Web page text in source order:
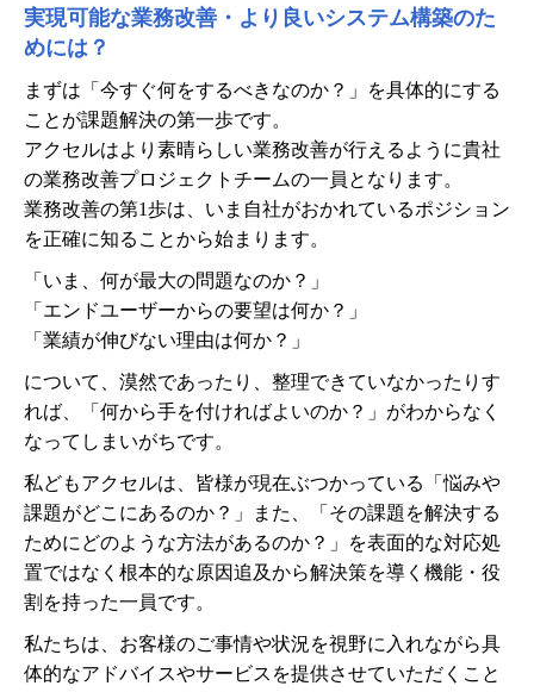
実現可能な業務改善・より良いシステム構築のた
めには？
まずは「今すぐ何をするべきなのか？」を具体的にする
ことが課題解決の第一歩です。
アクセルはより素晴らしい業務改善が行えるように貴社
の業務改善プロジェクトチームの一員となります。
業務改善の第1歩は、いま自社がおかれているポジション
を正確に知ることから始まります。
「いま、何が最大の問題なのか？」
「エンドユーザーからの要望は何か？」
「業績が伸びない理由は何か？」
について、漠然であったり、整理できていなかったりす
れば、「何から手を付ければよいのか？」がわからなく
なってしまいがちです。
私どもアクセルは、皆様が現在ぶつかっている「悩みや
課題がどこにあるのか？」また、「その課題を解決する
ためにどのような方法があるのか？」を表面的な対応処
置ではなく根本的な原因追及から解決策を導く機能・役
割を持った一員です。
私たちは、お客様のご事情や状況を視野に入れながら具
体的なアドバイスやサービスを提供させていただくこと